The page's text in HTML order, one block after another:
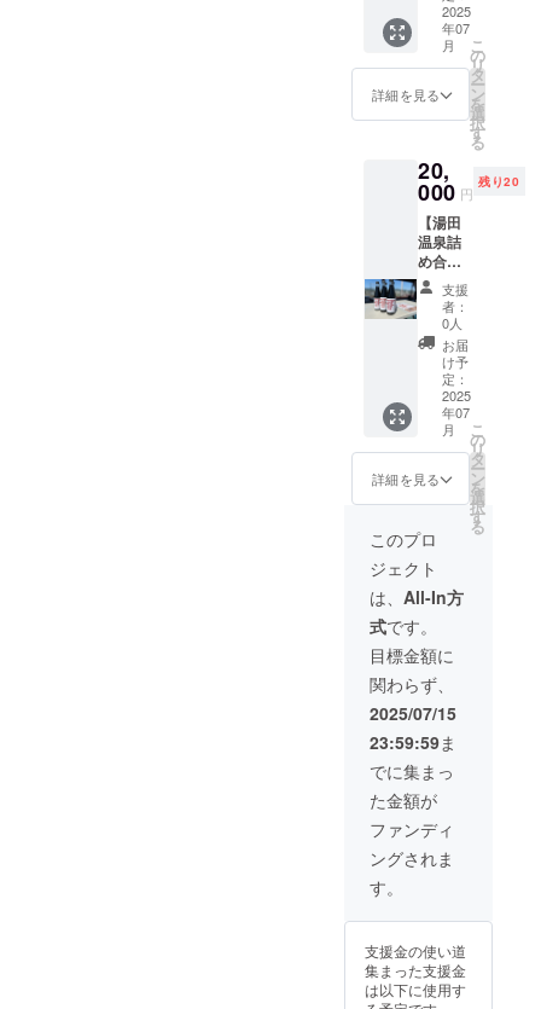
ルや注
意書き
をご確
認くだ
さ
てお飲
みくだ
さい
「食品
表示は
に表記
されま
品開封
前には
必ずお
届けの
リター
ンに貼
付され
たラベ
ルや注
意書き
をご確
認くだ
さ
い。」
けん
ぴ】 原
材料：
さつま
芋(山口
市秋穂
うきび
(種子島
産))、食
用油(国
内製造)
内容
量：82
ｇ 賞味
期限：
2025年
7月24日
保存方
法：直
射日
光、高
温多湿
のとこ
避けて
「食品
表示は
お届け
商品の
ラベル
に表記
されま
す。 商
前には
必ずお
届けの
リター
ンに貼
付され
たラベ
をご確
認くだ
さ
い。」
【湯田
2025
年07
月
詳細を見る
こ
の
リ
タ
ー
ン
を
選
択
す
る
20,
000 円
残り20
【湯田
温泉詰
め合わ
せセッ
ト】を
提供し
ます。
湯田け
んぴ4
袋、湯
田milk
珈琲2
本、珈
琲ド
リップ
パック2
袋 【湯
田けん
ぴ】 原
材料：
さつま
芋(山口
市秋穂
産)、砂
糖(さと
うきび
(種子島
産))、食
用油(国
内製造)
内容
量：82
ｇ 賞味
期限：
保存方
射日
光、高
温多湿
支援
者：
0人
お届
け予
定：
2025
年07
月
詳細を見る
こ
の
リ
タ
ー
ン
を
選
択
す
る
このプロ
ジェクト
は、 All-In方
式です。
目標金額に
関わらず、
2025/07/15
23:59:59ま
でに集まっ
た金額が
ファンディ
ングされま
す。
支援金の使い道
集まった支援金
は以下に使用す